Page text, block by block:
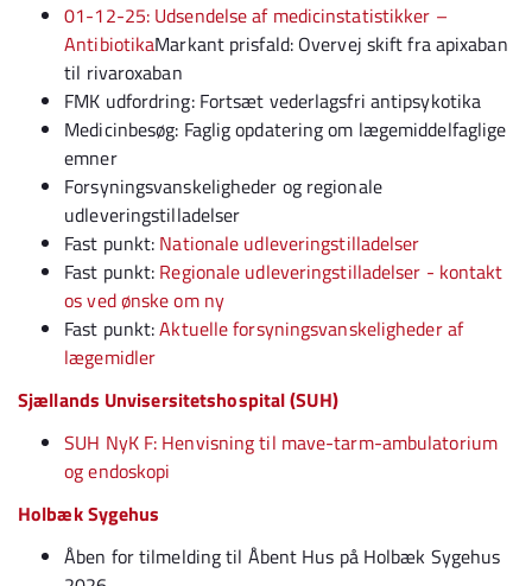
01-12-25: Udsendelse af medicinstatistikker –
AntibiotikaMarkant prisfald: Overvej skift fra apixaban
til rivaroxaban
FMK udfordring: Fortsæt vederlagsfri antipsykotika
Medicinbesøg: Faglig opdatering om lægemiddelfaglige
emner
Forsyningsvanskeligheder og regionale
udleveringstilladelser
Fast punkt: Nationale udleveringstilladelser
Fast punkt: Regionale udleveringstilladelser - kontakt
os ved ønske om ny
Fast punkt:Aktuelle forsyningsvanskeligheder af
lægemidler
Sjællands Unvisersitetshospital (SUH)
SUH NyK F: Henvisning til mave-tarm-ambulatorium
og endoskopi
Holbæk Sygehus
Åben for tilmelding til Åbent Hus på Holbæk Sygehus